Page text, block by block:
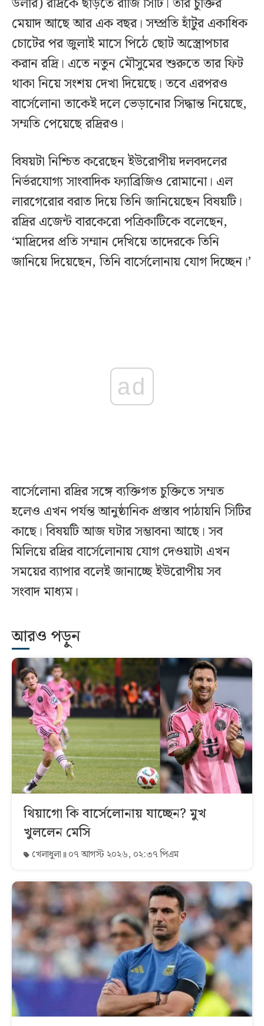
মেয়াদ আছে আর এক বছর। সম্প্রতি হাঁটুর একাধিক
চোটের পর জুলাই মাসে পিঠে ছোট অস্ত্রোপচার
করান রদ্রি। এতে নতুন মৌসুমের শুরুতে তার ফিট
থাকা নিয়ে সংশয় দেখা দিয়েছে। তবে এরপরও
বার্সেলোনা তাকেই দলে ভেড়ানোর সিদ্ধান্ত নিয়েছে,
সম্মতি পেয়েছে রদ্রিরও।
বিষয়টা নিশ্চিত করেছেন ইউরোপীয় দলবদলের
নির্ভরযোগ্য সাংবাদিক ফ্যাব্রিজিও রোমানো। এল
লারগেরোর বরাত দিয়ে তিনি জানিয়েছেন বিষয়টি।
রদ্রির এজেন্ট বারকেরো পত্রিকাটিকে বলেছেন,
‘মাদ্রিদের প্রতি সম্মান দেখিয়ে তাদেরকে তিনি
জানিয়ে দিয়েছেন, তিনি বার্সেলোনায় যোগ দিচ্ছেন।’
ad
বার্সেলোনা রদ্রির সঙ্গে ব্যক্তিগত চুক্তিতে সম্মত
হলেও এখন পর্যন্ত আনুষ্ঠানিক প্রস্তাব পাঠায়নি সিটির
কাছে। বিষয়টি আজ ঘটার সম্ভাবনা আছে। সব
মিলিয়ে রদ্রির বার্সেলোনায় যোগ দেওয়াটা এখন
সময়ের ব্যাপার বলেই জানাচ্ছে ইউরোপীয় সব
সংবাদ মাধ্যম।
আরও পড়ুন
থিয়াগো কি বার্সেলোনায় যাচ্ছেন? মুখ
খুললেন মেসি
খেলাধুলা ০৭ আগস্ট ২০২৬, ০২:৩৭ পিএম